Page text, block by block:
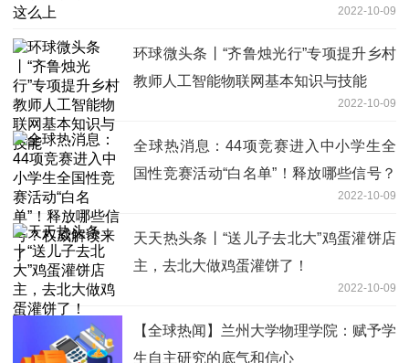
2022-10-09
环球微头条丨“齐鲁烛光行”专项提升乡村
教师人工智能物联网基本知识与技能
2022-10-09
全球热消息：44项竞赛进入中小学生全
国性竞赛活动“白名单”！释放哪些信号？
2022-10-09
天天热头条丨“送儿子去北大”鸡蛋灌饼店
主，去北大做鸡蛋灌饼了！
2022-10-09
【全球热闻】兰州大学物理学院：赋予学
生自主研究的底气和信心